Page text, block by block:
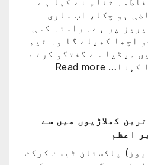
ہو چکا، اب ساری
پر ہے۔ راستہ کسی
اچھا کھیلے گا وہ ٹیم
میڈیا سے گفتگو کرتے
کہنا… Read more
:
جو
کھلاڑیوں میں سے
اعظم
پاکستان ٹیسٹ کرکٹ